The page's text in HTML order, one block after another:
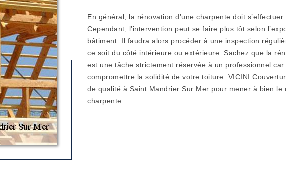
En général, la rénovation d’une charpente doit
Cependant, l’intervention peut se faire plus tôt selon
bâtiment. Il faudra alors procéder à une inspection
ce soit du côté intérieure ou extérieure. Sachez que la
est une tâche strictement réservée à un professionnel
compromettre la solidité de votre toiture. VICINI
de qualité à Saint Mandrier Sur Mer pour mener à bien le
charpente.